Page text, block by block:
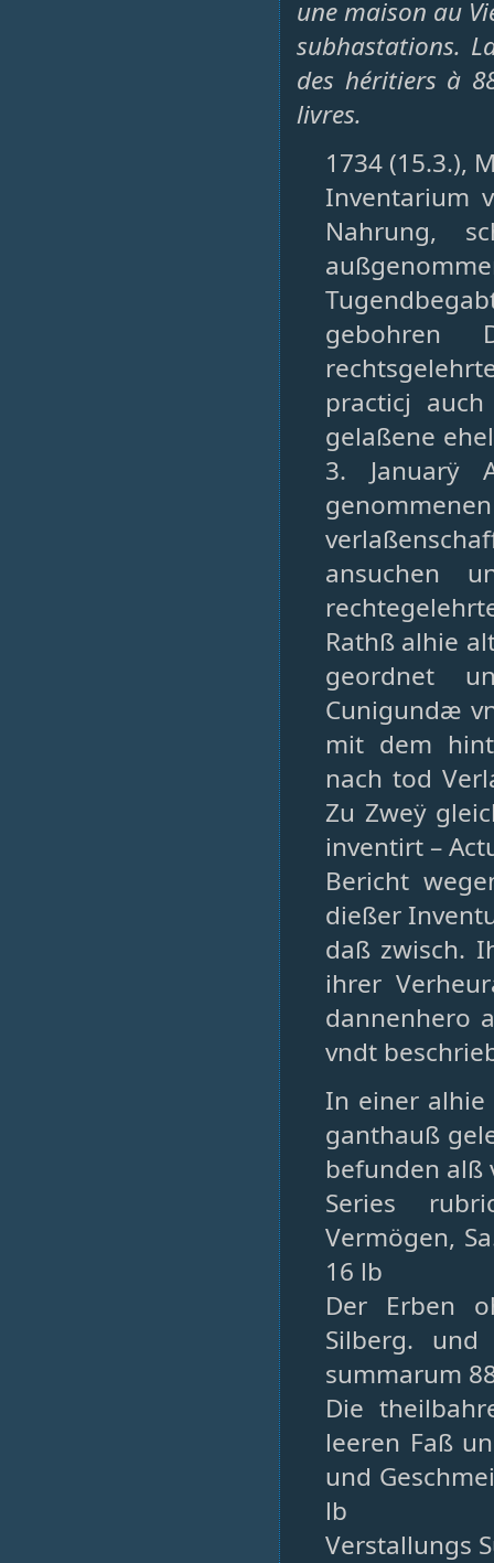
une maison au
subhastations.
des héritiers à
livres.
1734 (15.3.),
Inventarium
Nahrung,
gebohren
practicj
gelaßene
3. Januarÿ
ansuchen
Rathß alhie
geordnet
Cunigundæ
mit dem
nach tod
Zu Zweÿ
inventirt –
Bericht
dießer
daß zwisch.
ihrer
dannenhero
vndt
In einer alhie
ganthauß
befunden alß
Series
Vermögen,
16 lb
Der Erben
Silberg. und
summarum
Die
leeren Faß
und
lb
Verstallungs